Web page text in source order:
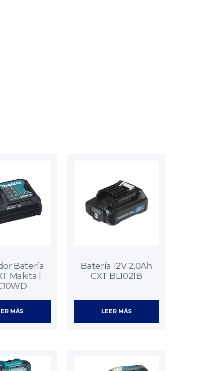
Batería
Makita |
MÁS
Batería 12V 2,0Ah
CXT BL1021B
LEER MÁS